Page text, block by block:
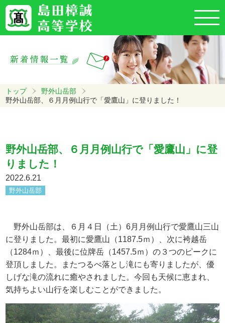
トップ
野外山岳部
野外山岳部、６月月例山行で「愛鷹山」に登りました！
野外山岳部、６月月例山行で「愛鷹山」に登
りました！
2022.6.21
野外山岳部
野外山岳部は、６月４日（土）6月月例山行で愛鷹山三山
に登りました。最初に愛鷹山（1187.5ｍ）、次に袴越岳
（1284ｍ）、最後に位牌岳（1457.5ｍ）の３つのピークに
登頂しました。またつるべ落とし滝にも寄りましたが、優
しげな滝の流れに癒やされました。今回も天候に恵まれ、
気持ちよい山行を楽しむことができました。